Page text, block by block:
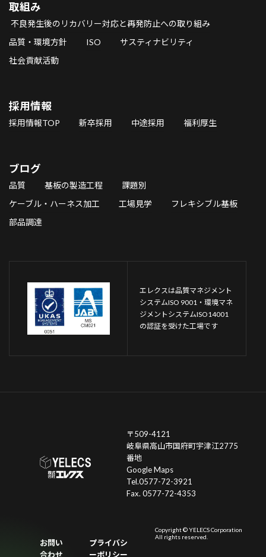
取組み
不良発生後のリカバリー対応と再発防止への取り組み
品質・環境方針
ISO
サスティナビリティ
社会貢献活動
採用情報
採用情報TOP 新卒採用 中途採用 福利厚生
ブログ
品質 基板の製造工程
課題別
ケーブル・ハーネス加工
工場見学
フレキシブル基板
部品調達
エレクスは品質マネジメント
システムISO 9001・環境マネ
ジメントシステムISO14001
の認証を受けた工場です
〒509-4121
岐阜県高山市国府町宇津江2775
番地
Google Maps
Tel.0577-72-3921
Fax. 0577-72-4353
お問い
合わせ
プライバシ
ーポリシー
Copyright © YELECS Corporation
All rights reserved.